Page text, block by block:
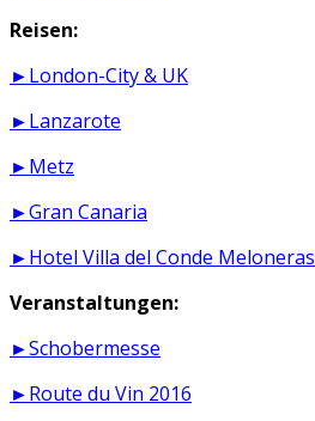
Reisen:
►London-City & UK
►Lanzarote
►Metz
►Gran Canaria
►Hotel Villa del Conde Meloneras
Veranstaltungen:
►Schobermesse
►Route du Vin 2016